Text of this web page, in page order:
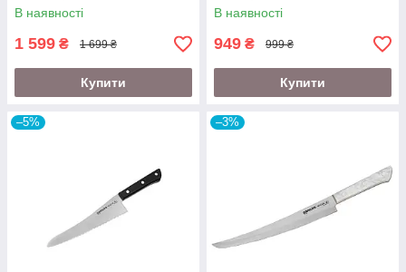
В наявності
1 599 ₴ 1 699 ₴
Купити
В наявності
949 ₴ 999 ₴
Купити
–5% –3%